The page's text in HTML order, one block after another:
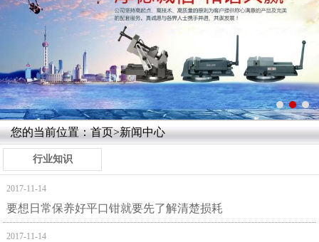
您的当前位置：首页>新闻中心
行业知识
2017-11-14
要想日常保养好平口钳就要先了解清楚损耗
2017-11-14